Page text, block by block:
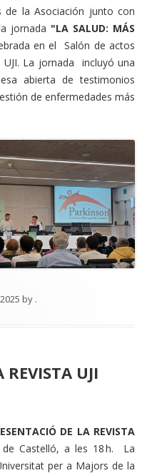
de la Asociación junto con
jornada "LA SALUD: MÁS
en el Salón de actos
La jornada incluyó una
abierta de testimonios
de enfermedades más
by .
REVISTA UJI
DE LA REVISTA
Castelló, a les 18 h. La
per a Majors de la